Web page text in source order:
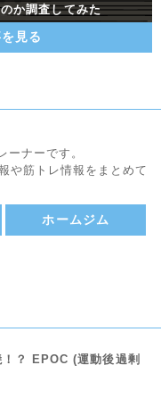
万円
か調査してみた
目覚める朝トレのススメ
！体の飢餓状態を防ぐ！
お前すごいんだってな。
果をわかりやすく解説！
？正しい理解で肉体改造
リエンス」を調査
リットルーティンとは？
ットの基礎知識アレコレ
万円
で得なのか調査してみた
見る
ーナーです。
や筋トレ情報をまとめて
ホームジム
？ EPOC (運動後過剰